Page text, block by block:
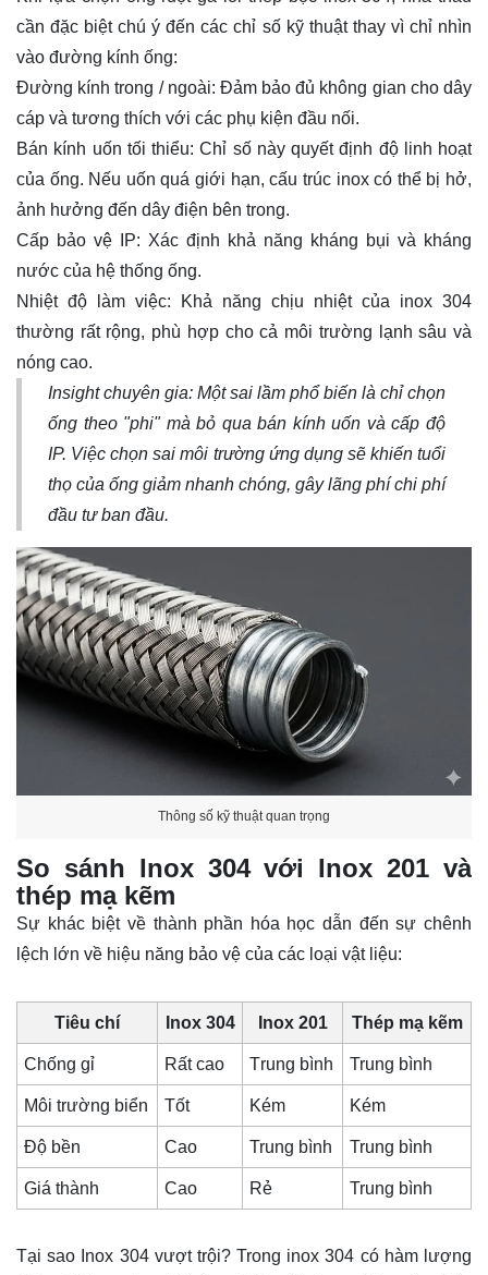
cần đặc biệt chú ý đến các chỉ số kỹ thuật thay vì chỉ nhìn
vào đường kính ống:
Đường kính trong / ngoài: Đảm bảo đủ không gian cho dây
cáp và tương thích với các phụ kiện đầu nối.
Bán kính uốn tối thiểu: Chỉ số này quyết định độ linh hoạt
của ống. Nếu uốn quá giới hạn, cấu trúc inox có thể bị hở,
ảnh hưởng đến dây điện bên trong.
Cấp bảo vệ IP: Xác định khả năng kháng bụi và kháng
nước của hệ thống ống.
Nhiệt độ làm việc: Khả năng chịu nhiệt của inox 304
thường rất rộng, phù hợp cho cả môi trường lạnh sâu và
nóng cao.
Insight chuyên gia: Một sai lầm phổ biến là chỉ chọn
ống theo "phi" mà bỏ qua bán kính uốn và cấp độ
IP. Việc chọn sai môi trường ứng dụng sẽ khiến tuổi
thọ của ống giảm nhanh chóng, gây lãng phí chi phí
đầu tư ban đầu.
Thông số kỹ thuật quan trọng
So sánh Inox 304 với Inox 201 và
thép mạ kẽm
Sự khác biệt về thành phần hóa học dẫn đến sự chênh
lệch lớn về hiệu năng bảo vệ của các loại vật liệu:
Tiêu chí Inox 304 Inox 201 Thép mạ kẽm
Chống gỉ Rất cao Trung bình Trung bình
Môi trường biển Tốt Kém Kém
Độ bền Cao Trung bình Trung bình
Giá thành Cao Rẻ Trung bình
Tại sao Inox 304 vượt trội? Trong inox 304 có hàm lượng